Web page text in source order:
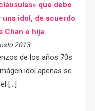
que debe
una idol, de acuerdo
Chan e hija
2013
de los años 70s
idol apenas se
[…]